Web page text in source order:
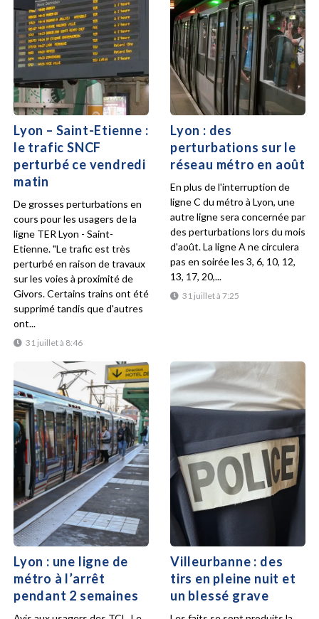
Lyon – Saint-Etienne :
le trafic SNCF
perturbé ce vendredi
matin
31 juillet à 8:46
De grosses perturbations en
cours pour les usagers de la
ligne TER Lyon - Saint-
Etienne. "Le trafic est très
perturbé en raison de travaux
sur les voies à proximité de
Givors. Certains trains ont été
supprimé tandis que d'autres
ont...
Lyon : des
perturbations sur le
réseau métro en août
31 juillet à 7:25
En plus de l'interruption de
ligne C du métro à Lyon, une
autre ligne sera concernée par
des perturbations lors du mois
d'août. La ligne A ne circulera
pas en soirée les 3, 6, 10, 12,
13, 17, 20,...
Lyon : une ligne de
métro à l’arrêt
pendant 2 semaines
Villeurbanne : des
tirs en pleine nuit et
un blessé grave